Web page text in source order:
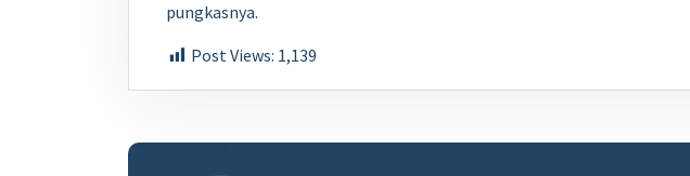
pungkasnya.
Post Views: 1,139